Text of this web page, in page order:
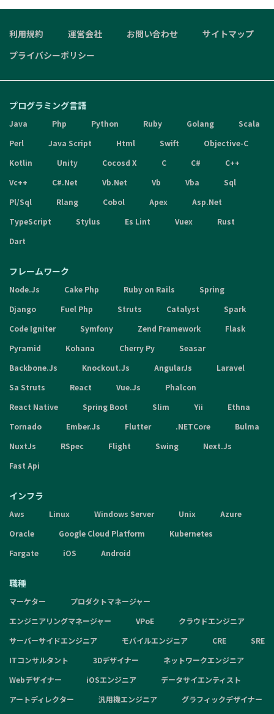
利用規約 運営会社 お問い合わせ
サイトマップ
プライバシーポリシー
プログラミング言語
Java Php Python Ruby Golang
Scala
Perl
Java Script Html Swift
Objective-C
Kotlin
Unity Cocosd X C C#
C++
Vc++
C#.Net Vb.Net Vb Vba
Sql
Pl/Sql
Rlang Cobol Apex
Asp.Net
TypeScript
Stylus Es Lint Vuex
Rust
Dart
フレームワーク
Node.Js Cake Php Ruby on Rails
Spring
Django
Fuel Php Struts Catalyst
Spark
Code Igniter
Symfony Zend Framework
Flask
Pyramid
Kohana Cherry Py
Seasar
Backbone.Js
Knockout.Js AngularJs
Laravel
Sa Struts
React Vue.Js
Phalcon
React Native
Spring Boot Slim Yii
Ethna
Tornado
Ember.Js Flutter .NETCore
Bulma
NuxtJs
RSpec Flight Swing
Next.Js
Fast Api
インフラ
Aws Linux Windows Server Unix
Azure
Oracle
Google Cloud Platform
Kubernetes
Fargate
iOS Android
職種
マーケター
プロダクトマネージャー
エンジニアリングマネージャー
VPoE
クラウドエンジニア
サーバーサイドエンジニア
モバイルエンジニア CRE
SRE
ITコンサルタント
3Dデザイナー
ネットワークエンジニア
Webデザイナー
iOSエンジニア
データサイエンティスト
アートディレクター
汎用機エンジニア
グラフィックデザイナー